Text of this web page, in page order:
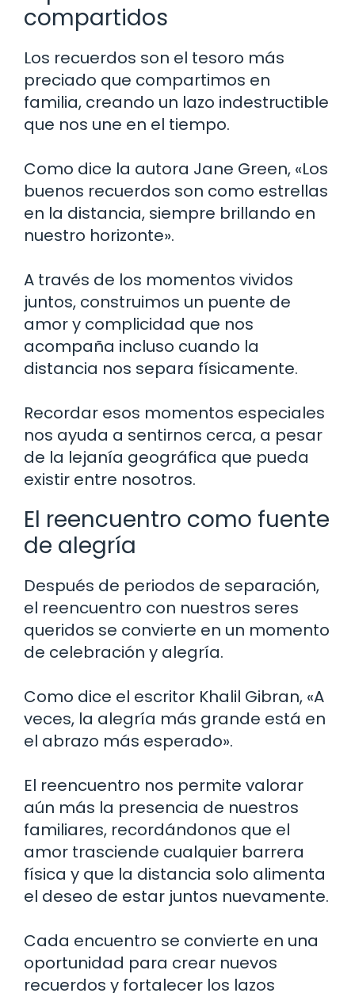
compartidos
Los recuerdos son el tesoro más
preciado que compartimos en
familia, creando un lazo indestructible
que nos une en el tiempo.
Como dice la autora Jane Green, «Los
buenos recuerdos son como estrellas
en la distancia, siempre brillando en
nuestro horizonte».
A través de los momentos vividos
juntos, construimos un puente de
amor y complicidad que nos
acompaña incluso cuando la
distancia nos separa físicamente.
Recordar esos momentos especiales
nos ayuda a sentirnos cerca, a pesar
de la lejanía geográfica que pueda
existir entre nosotros.
El reencuentro como fuente
de alegría
Después de periodos de separación,
el reencuentro con nuestros seres
queridos se convierte en un momento
de celebración y alegría.
Como dice el escritor Khalil Gibran, «A
veces, la alegría más grande está en
el abrazo más esperado».
El reencuentro nos permite valorar
aún más la presencia de nuestros
familiares, recordándonos que el
amor trasciende cualquier barrera
física y que la distancia solo alimenta
el deseo de estar juntos nuevamente.
Cada encuentro se convierte en una
oportunidad para crear nuevos
recuerdos y fortalecer los lazos